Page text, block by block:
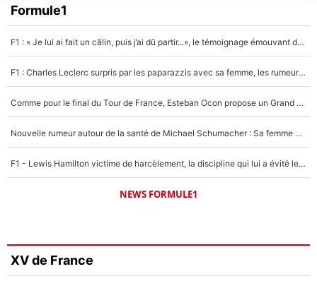
Formule1
F1 : « Je lui ai fait un câlin, puis j’ai dû partir...», le témoignage émouvant de Max Verstappen sur sa fille
F1 : Charles Leclerc surpris par les paparazzis avec sa femme, les rumeurs étaient vraies !
Comme pour le final du Tour de France, Esteban Ocon propose un Grand Prix de Formule 1 à Paris : «Autour de l’Arc de Triomphe, ce serait génial» !
Nouvelle rumeur autour de la santé de Michael Schumacher : Sa femme Corinna sort du silence
F1 - Lewis Hamilton victime de harcèlement, la discipline qui lui a évité le pire : «J'aurais probablement mal tourné»
NEWS FORMULE1
XV de France